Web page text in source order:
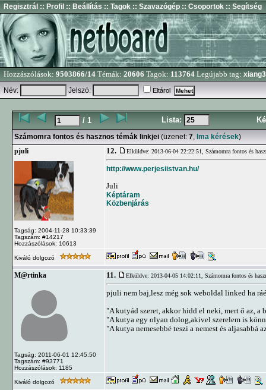
Regisztrál :: Profil :: Beállítás :: Tagok :: Szavazógép :: Csoportok :: Segítség
Hozzászólások: 9503866/14 Témák: 20606 Tagok: 113764 Legújabb tag:
Név:
Jelszó: Eltárol
/ 1 Lista:
Számomra fontos és hasznos témák linkjei (üzenet: 7, Ima kérések)
pjuli
Tagság: 2004-11-28 10:33:39
Tagszám: #14217
Hozzászólások: 10613
12. Elküldve: 2013-06-04 22:22:51, Számomra fontos és
http://www.perjesiistvan.hu/
Juli
Képtáram
Közbenjárás
Kiváló dolgozó
M@rtinka
Tagság: 2011-06-01 12:45:50
Tagszám: #93771
Hozzászólások: 1185
11. Elküldve: 2013-04-05 14:02:11, Számomra fontos és
pjuli nem baj,lesz még sok weboldal linked ha
"A kutyád szeret, akkor hidd el neki, mert ő az, a
"A kutya egy olyan dolog,akivel szerelem is
"A kutya nemesebbé teszi a nemest és aljasabbá
Kiváló dolgozó